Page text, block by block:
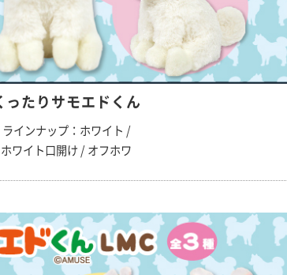
ったりサモエドくん
ラインナップ：ホワイト /
ホワイト口開け / オフホワ